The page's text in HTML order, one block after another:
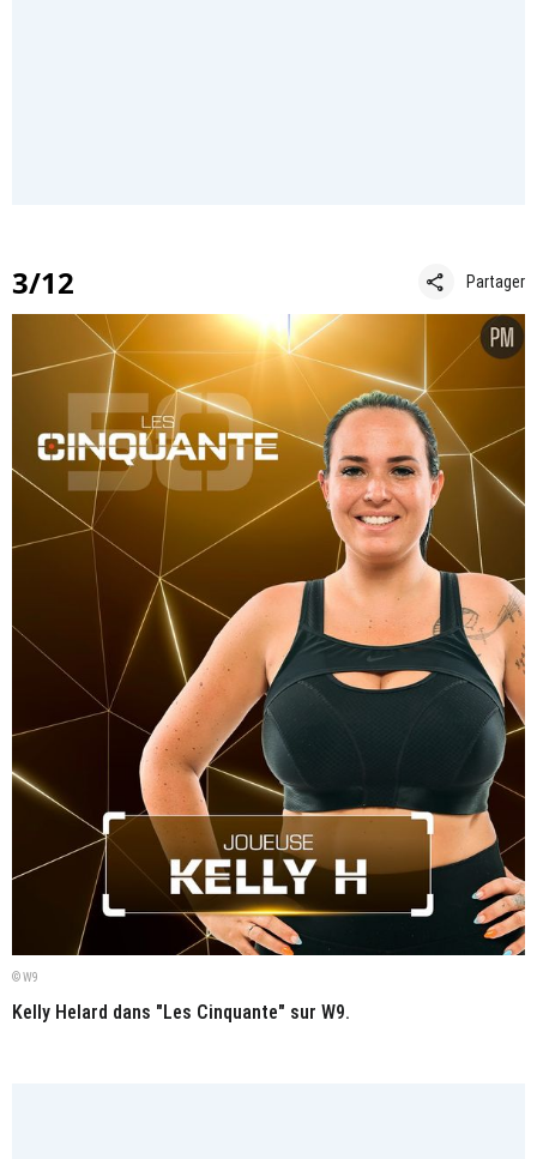
3/12 share Partager
© W9
Kelly Helard dans "Les Cinquante" sur W9.